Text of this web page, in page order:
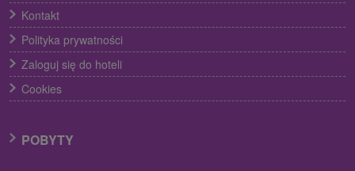
Kontakt
Polityka prywatności
Zaloguj się do hoteli
Cookies
POBYTY